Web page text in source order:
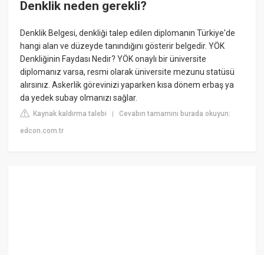
Denklik neden gerekli?
Denklik Belgesi, denkliği talep edilen diplomanın Türkiye'de
hangi alan ve düzeyde tanındığını gösterir belgedir. YÖK
Denkliğinin Faydası Nedir? YÖK onaylı bir üniversite
diplomanız varsa, resmi olarak üniversite mezunu statüsü
alırsınız. Askerlik görevinizi yaparken kısa dönem erbaş ya
da yedek subay olmanızı sağlar.
Kaynak kaldırma talebi |Cevabın tamamını burada okuyun:
edcon.com.tr